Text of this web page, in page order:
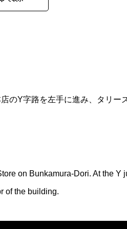
Y字路を左手に進み、タリー
on Bunkamura-Dori. At the Y
of the building.